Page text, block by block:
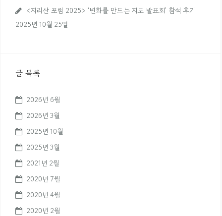
<지리산 포럼 2025> ‘변화를 만드는 지도 발표회’ 참석 후기
2025년 10월 25일
글 목록
2026년 6월
2026년 3월
2025년 10월
2025년 3월
2021년 2월
2020년 7월
2020년 4월
2020년 2월